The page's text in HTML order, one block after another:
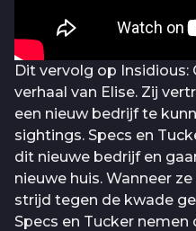
Dit vervolg op Insidious:
verhaal van Elise. Zij
een nieuw bedrijf te
sightings. Specs en
dit nieuwe bedrijf en
nieuwe huis. Wanneer
strijd tegen de kwade
Specs en Tucker